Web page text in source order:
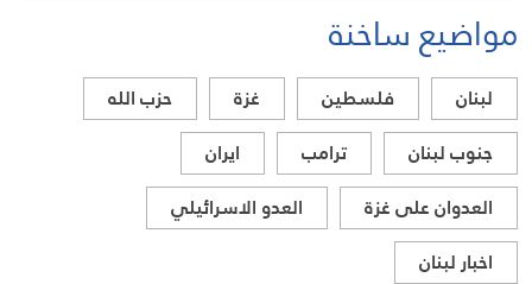
مواضيع ساخنة
لبنان فلسطين غزة
حزب الله
جنوب لبنان
ترامب
ايران
العدوان على غزة
العدو الاسرائيلي
اخبار لبنان